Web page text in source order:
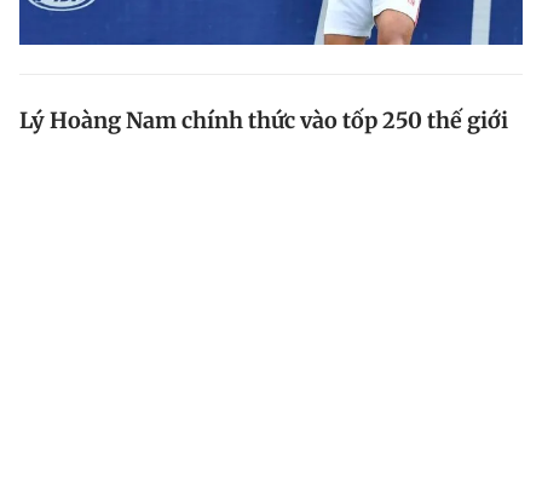
Lý Hoàng Nam chính thức vào tốp 250 thế giới